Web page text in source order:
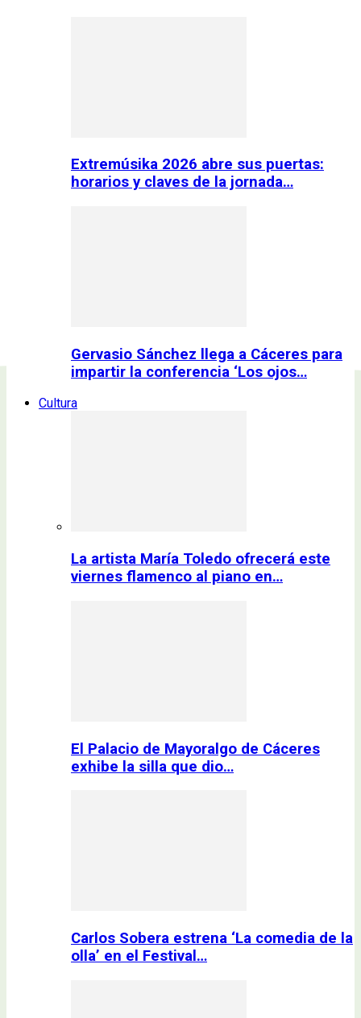
Extremúsika 2026 abre sus puertas:
horarios y claves de la jornada…
Gervasio Sánchez llega a Cáceres para
impartir la conferencia ‘Los ojos…
Cultura
La artista María Toledo ofrecerá este
viernes flamenco al piano en…
El Palacio de Mayoralgo de Cáceres
exhibe la silla que dio…
Carlos Sobera estrena ‘La comedia de la
olla’ en el Festival…